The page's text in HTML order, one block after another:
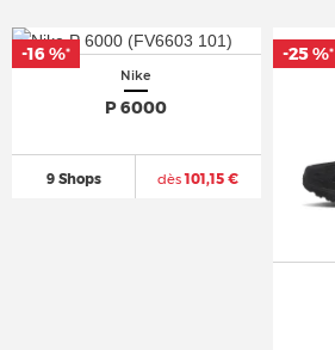
Nike
P 6000
9 Shops dès101,15 €
-16 %* -25 %*